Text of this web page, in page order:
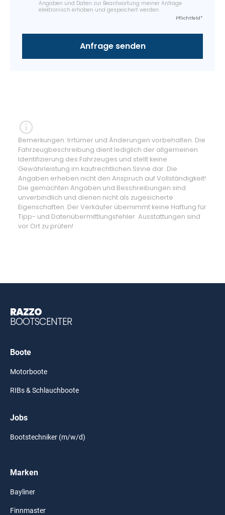
Angaben und Daten zur Beantwortung meiner Anfrage
elektronisch erhoben und gespeichert werden.
Pflichtfeld*
Bemerkungen: Irrtümer und Änderungen vorbehalten. Die
Fahrzeugbeschreibung dient lediglich der allgemeinen
Identifizierung des Fahrzeuges und stellt keine
Gewährleistung im kaufrechtlichen Sinne dar. Die
Angaben erheben nicht den Anspruch auf Vollständigkeit!
Die gemachten Angaben und Beschreibungen sind
unverbindlich und dienen nicht als zugesicherte
Eigenschaften. Der Verkäufer übernimmt keine Haftung für
Tipp- und Datenübermittlungsfehler. Ausstattungen sind
vor Ort zu prüfen!
RAZZO
BOOTSCENTER
Boote
Motorboote
RIBs & Schlauchboote
Jobs
Bootstechniker (m/w/d)
Marken
Bayliner
Finnmaster